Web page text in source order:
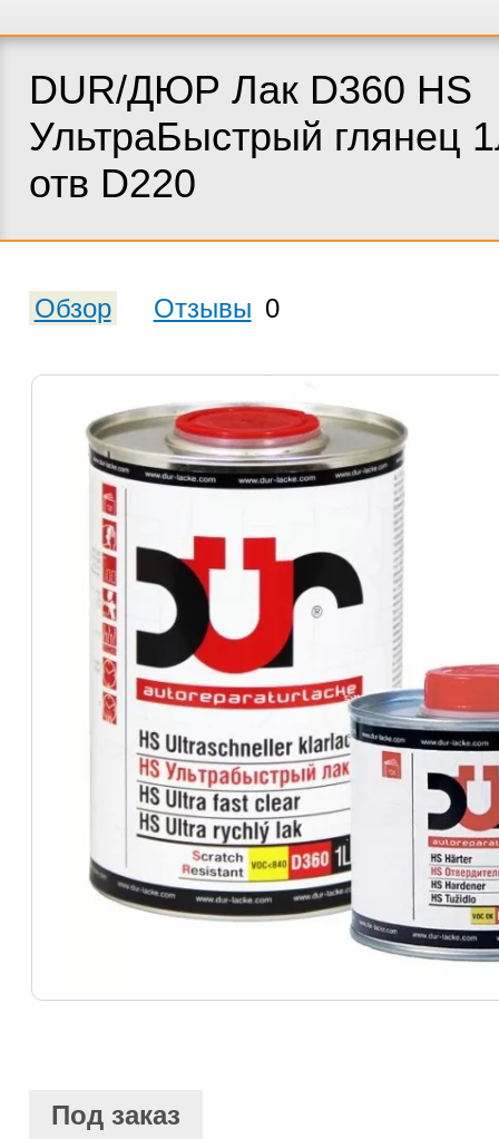
DUR/ДЮР Лак D360 HS
УльтраБыстрый глянец
отв D220
Обзор Отзывы 0
Под заказ